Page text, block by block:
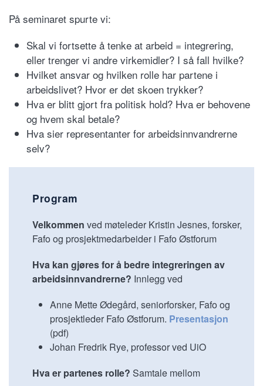
På seminaret spurte vi:
Skal vi fortsette å tenke at arbeid = integrering,
eller trenger vi andre virkemidler? I så fall hvilke?
Hvilket ansvar og hvilken rolle har partene i
arbeidslivet? Hvor er det skoen trykker?
Hva er blitt gjort fra politisk hold? Hva er behovene
og hvem skal betale?
Hva sier representanter for arbeidsinnvandrerne
selv?
Program
Velkommen ved møteleder Kristin Jesnes, forsker,
Fafo og prosjektmedarbeider i Fafo Østforum
Hva kan gjøres for å bedre integreringen av
arbeidsinnvandrerne? Innlegg ved
Anne Mette Ødegård, seniorforsker, Fafo og
prosjektleder Fafo Østforum. Presentasjon
(pdf)
Johan Fredrik Rye, professor ved UiO
Hva er partenes rolle? Samtale mellom